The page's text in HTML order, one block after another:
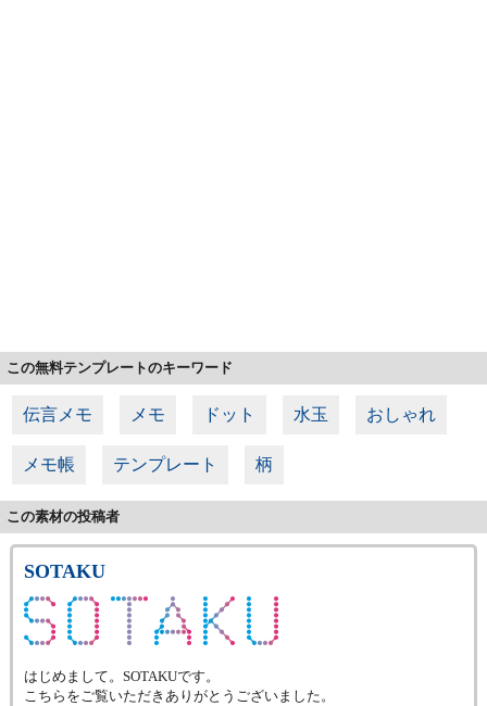
この無料テンプレートのキーワード
伝言メモ メモ ドット 水玉 おしゃれ
メモ帳 テンプレート 柄
この素材の投稿者
SOTAKU
はじめまして。SOTAKUです。
こちらをご覧いただきありがとうございました。